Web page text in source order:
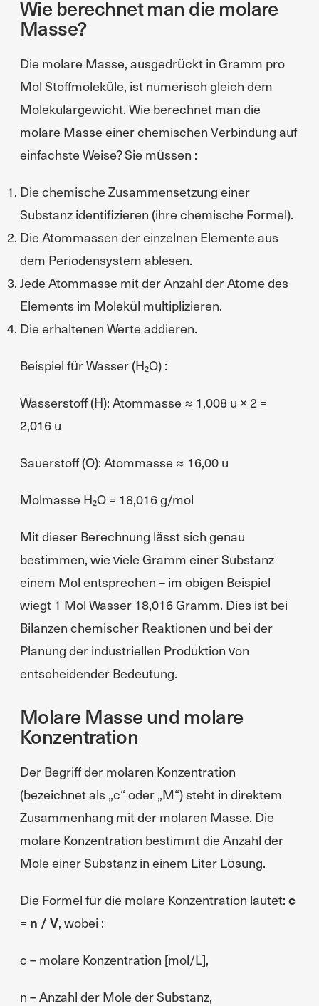
Wie berechnet man die molare
Masse?
Die molare Masse, ausgedrückt in Gramm pro
Mol Stoffmoleküle, ist numerisch gleich dem
Molekulargewicht. Wie berechnet man die
molare Masse einer chemischen Verbindung auf
einfachste Weise? Sie müssen :
Die chemische Zusammensetzung einer
Substanz identifizieren (ihre chemische Formel).
Die Atommassen der einzelnen Elemente aus
dem Periodensystem ablesen.
Jede Atommasse mit der Anzahl der Atome des
Elements im Molekül multiplizieren.
Die erhaltenen Werte addieren.
Beispiel für Wasser (H₂O) :
Wasserstoff (H): Atommasse ≈ 1,008 u × 2 =
2,016 u
Sauerstoff (O): Atommasse ≈ 16,00 u
Molmasse H₂O = 18,016 g/mol
Mit dieser Berechnung lässt sich genau
bestimmen, wie viele Gramm einer Substanz
einem Mol entsprechen – im obigen Beispiel
wiegt 1 Mol Wasser 18,016 Gramm. Dies ist bei
Bilanzen chemischer Reaktionen und bei der
Planung der industriellen Produktion von
entscheidender Bedeutung.
Molare Masse und molare
Konzentration
Der Begriff der molaren Konzentration
(bezeichnet als „c“ oder „M“) steht in direktem
Zusammenhang mit der molaren Masse. Die
molare Konzentration bestimmt die Anzahl der
Mole einer Substanz in einem Liter Lösung.
Die Formel für die molare Konzentration lautet: c
= n / V, wobei :
c – molare Konzentration [mol/L],
n – Anzahl der Mole der Substanz,